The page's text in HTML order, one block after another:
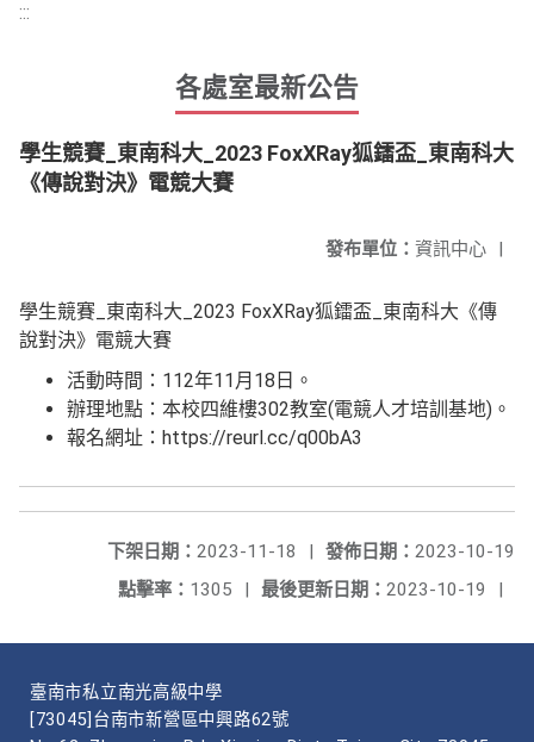
:::
各處室最新公告
學生競賽_東南科大_2023 FoxXRay狐鐳盃_東南科大
《傳說對決》電競大賽
發布單位： 資訊中心 |
學生競賽_東南科大_2023 FoxXRay狐鐳盃_東南科大《傳
說對決》電競大賽
活動時間：112年11月18日。
辦理地點：本校四維樓302教室(電競人才培訓基地)。
報名網址：https://reurl.cc/q00bA3
發佈日期： 2023-10-19
下架日期： 2023-11-18
|
最後更新日期： 2023-10-19 |
點擊率： 1305 |
臺南市私立南光高級中學
[73045]台南市新營區中興路62號